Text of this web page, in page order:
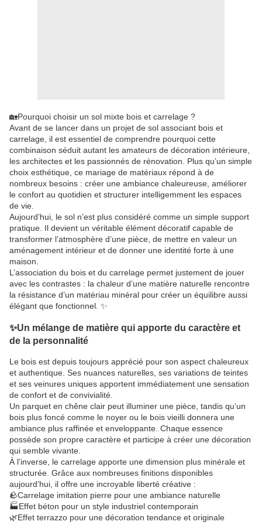
🏡Pourquoi choisir un sol mixte bois et carrelage ?
Avant de se lancer dans un projet de sol associant bois et
carrelage, il est essentiel de comprendre pourquoi cette
combinaison séduit autant les amateurs de décoration intérieure,
les architectes et les passionnés de rénovation. Plus qu’un simple
choix esthétique, ce mariage de matériaux répond à de
nombreux besoins : créer une ambiance chaleureuse, améliorer
le confort au quotidien et structurer intelligemment les espaces
de vie.
Aujourd’hui, le sol n’est plus considéré comme un simple support
pratique. Il devient un véritable élément décoratif capable de
transformer l’atmosphère d’une pièce, de mettre en valeur un
aménagement intérieur et de donner une identité forte à une
maison.
L’association du bois et du carrelage permet justement de jouer
avec les contrastes : la chaleur d’une matière naturelle rencontre
la résistance d’un matériau minéral pour créer un équilibre aussi
élégant que fonctionnel. ✨
✨Un mélange de matière qui apporte du caractère et
de la personnalité
Le bois est depuis toujours apprécié pour son aspect chaleureux
et authentique. Ses nuances naturelles, ses variations de teintes
et ses veinures uniques apportent immédiatement une sensation
de confort et de convivialité.
Un parquet en chêne clair peut illuminer une pièce, tandis qu’un
bois plus foncé comme le noyer ou le bois vieilli donnera une
ambiance plus raffinée et enveloppante. Chaque essence
possède son propre caractère et participe à créer une décoration
qui semble vivante.
À l’inverse, le carrelage apporte une dimension plus minérale et
structurée. Grâce aux nombreuses finitions disponibles
aujourd’hui, il offre une incroyable liberté créative :
🪨Carrelage imitation pierre pour une ambiance naturelle
🏭Effet béton pour un style industriel contemporain
🌿Effet terrazzo pour une décoration tendance et originale